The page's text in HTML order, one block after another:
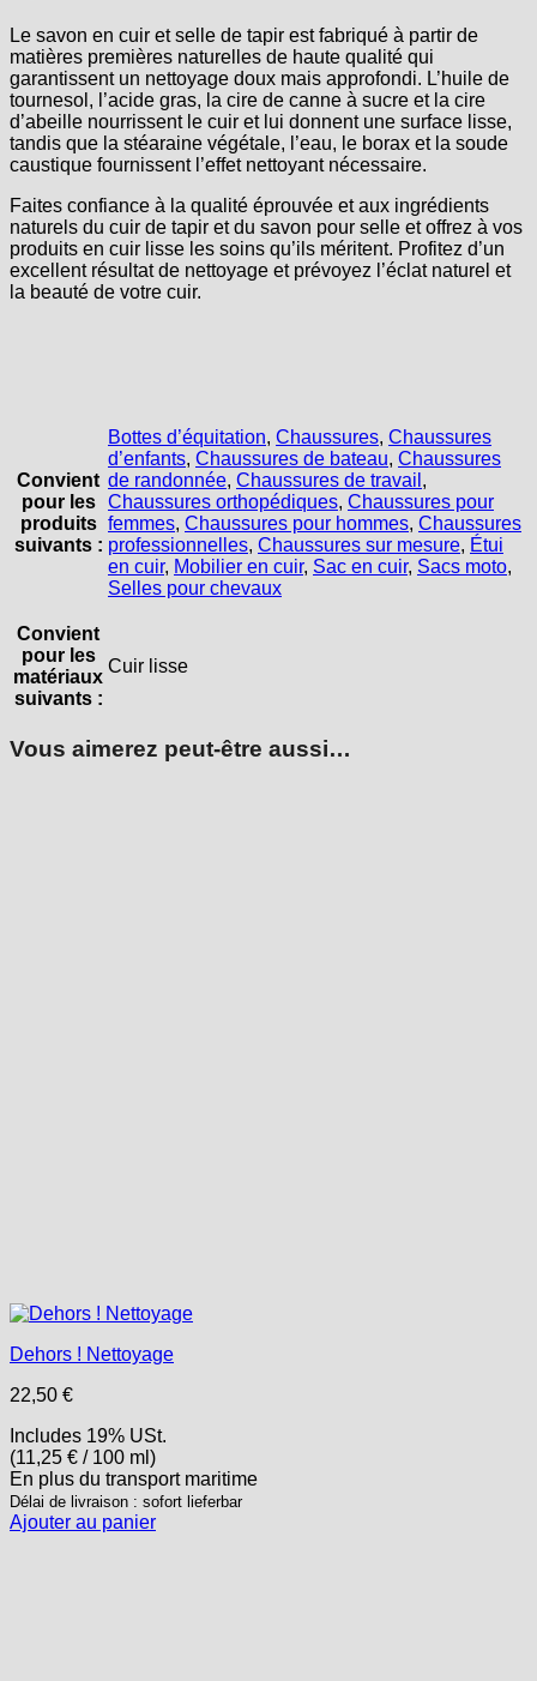
Le savon en cuir et selle de tapir est fabriqué à partir de
matières premières naturelles de haute qualité qui
garantissent un nettoyage doux mais approfondi. L’huile de
tournesol, l’acide gras, la cire de canne à sucre et la cire
d’abeille nourrissent le cuir et lui donnent une surface lisse,
tandis que la stéaraine végétale, l’eau, le borax et la soude
caustique fournissent l’effet nettoyant nécessaire.
Faites confiance à la qualité éprouvée et aux ingrédients
naturels du cuir de tapir et du savon pour selle et offrez à vos
produits en cuir lisse les soins qu’ils méritent. Profitez d’un
excellent résultat de nettoyage et prévoyez l’éclat naturel et
la beauté de votre cuir.
Convient
pour les
produits
suivants :
Bottes d’équitation, Chaussures, Chaussures
d’enfants, Chaussures de bateau, Chaussures
de randonnée, Chaussures de travail ,
Chaussures orthopédiques, Chaussures pour
femmes, Chaussures pour hommes, Chaussures
professionnelles, Chaussures sur mesure, Étui
en cuir, Mobilier en cuir, Sac en cuir, Sacs moto,
Selles pour chevaux
Convient
pour les
matériaux
suivants :
Cuir lisse
Vous aimerez peut-être aussi…
Dehors ! Nettoyage
22,50 €
Includes 19% USt.
(11,25 € / 100 ml)
En plus du transportmaritime
Délai de livraison : sofort lieferbar
Ajouter au panier